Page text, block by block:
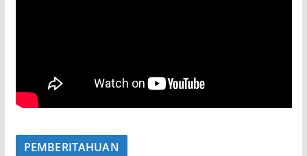
PEMBERITAHUAN